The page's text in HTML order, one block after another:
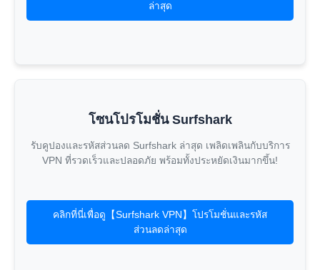
ล่าสุด
โซนโปรโมชั่น Surfshark
รับคูปองและรหัสส่วนลด Surfshark ล่าสุด เพลิดเพลินกับบริการ
VPN ที่รวดเร็วและปลอดภัย พร้อมทั้งประหยัดเงินมากขึ้น!
คลิกที่นี่เพื่อดู【Surfshark VPN】โปรโมชั่นและรหัส
ส่วนลดล่าสุด